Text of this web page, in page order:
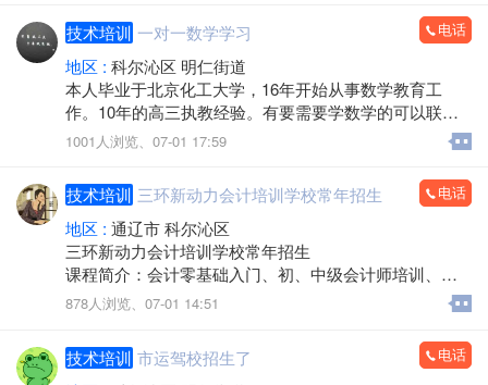
开设四大优质岗位：
无人机机长、无人机教员、无人机维修、无人机研发
就业覆盖农业植保、电力巡检、应急救援、测绘航拍、
物流运输、影视航拍等热门行业
报名硬性要求：
研学班18-35周岁，自主创业班16-50
初高中/中专及以上学历，不限户籍专业，身体健康无色
技术培训 一对一数学学习 电话
地区 : 科尔沁区 明仁街道
本人毕业于北京化工大学，16年开始从事数学教育工
作。10年的高三执教经验。有要需要学数学的可以联
系。还缺一两个学生
1001人浏览、 07-01 17:59
技术培训 三环新动力会计培训学校常年招生 电话
地区 : 通辽市 科尔沁区
三环新动力会计培训学校常年招生
课程简介：会计零基础入门、初、中级会计师培训、会
计上岗实操（可单独辅导）包括：出纳员相关业务、小
（手工做账，电脑做账全包括）、全电票开据。基于数
万家企业客户与财税企业的实务内容，本课程线下业务
878人浏览、 07-01 14:51
技术培训 市运驾校招生了 电话